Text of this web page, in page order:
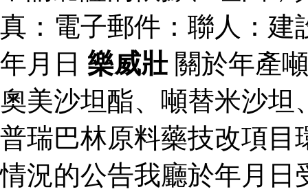
真：電子郵件：聯人：建
年月日 樂威壯關於年產
奧美沙坦酯、噸替米沙坦
普瑞巴林原料藥技改項目
情況的公告我廳於年月日